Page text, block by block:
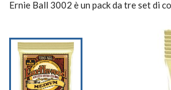
Ernie Ball 3002 è un pack da tre set di